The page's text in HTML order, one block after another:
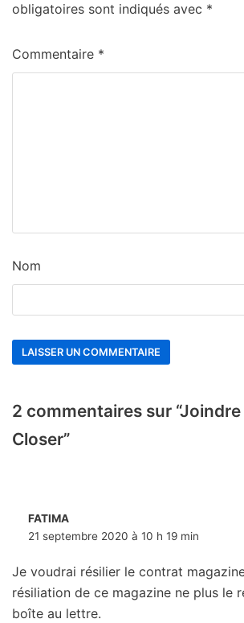
obligatoires sont indiqués avec *
Commentaire *
Nom
2 commentaires sur
Closer”
FATIMA
21 septembre 2020 à 10 h 19 min
Je voudrai résilier le contrat
résiliation de ce magazine ne plus le
boîte au lettre.